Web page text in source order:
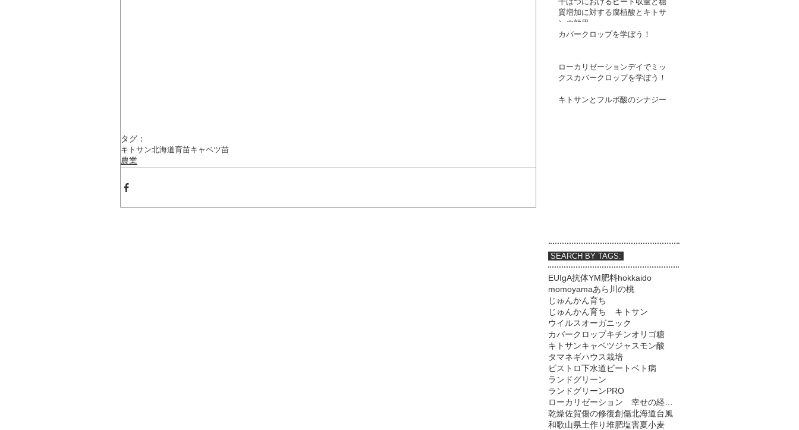
タグ：
キトサン北海道育苗キャベツ苗
農業
質増加に対する腐植酸とキトサ
ンの効果
カバークロップを学ぼう！
ローカリゼーションデイでミッ
クスカバークロップを学ぼう！
キトサンとフルボ酸のシナジー
SEARCH BY TAGS:
EUIgA抗体YM肥料hokkaido
momoyamaあら川の桃
じゅんかん育ち
じゅんかん育ち キトサン
ウイルスオーガニック
カバークロップキチンオリゴ糖
キトサンキャベツジャスモン酸
タマネギハウス栽培
ビストロ下水道ビートベト病
ランドグリーン
ランドグリーンPRO
乾燥佐賀傷の修復創傷北海道台風
和歌山県土作り堆肥塩害夏小麦